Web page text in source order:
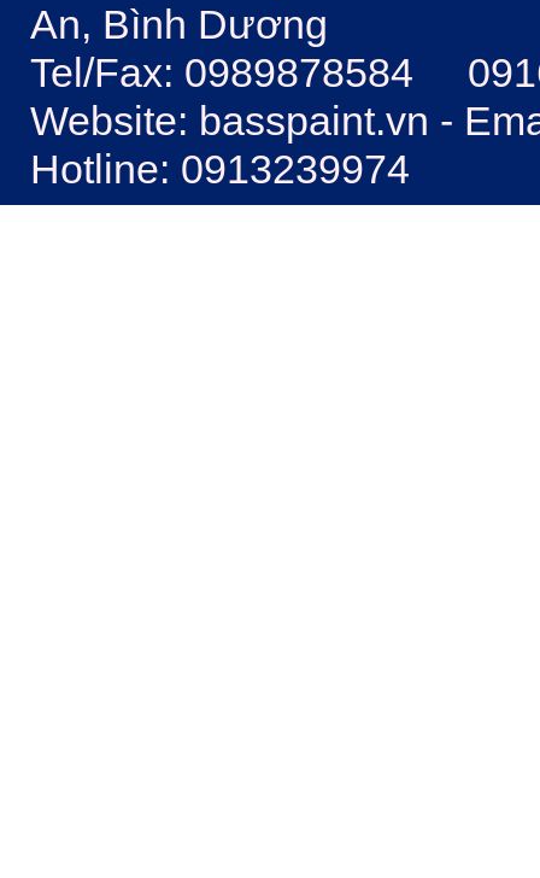
An, Bình Dương
Tel/Fax: 0989878584
Website: basspaint.vn -
Hotline: 0913239974